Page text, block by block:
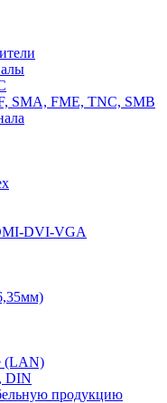
SMA, FME, TNC, SMB
DVI-VGA
(LAN)
DIN
продукцию